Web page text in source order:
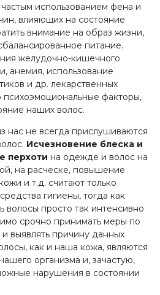
использованием фена и
влияющих на состояние
внимание на образ жизни,
питание.
желудочно-кишечного
анемия, использование
и др. лекарственных
факторы,
наших волос.
нас не всегда прислушиваются
Исчезновение блеска и
перхоти на одежде и волос на
на расческе, повышение
и т.д. считают только
гигиены, тогда как
волосы просто так интенсивно
срочно принимать меры по
выявлять причину данных
как и наша кожа, являются
организма и, зачастую,
нарушения в состоянии